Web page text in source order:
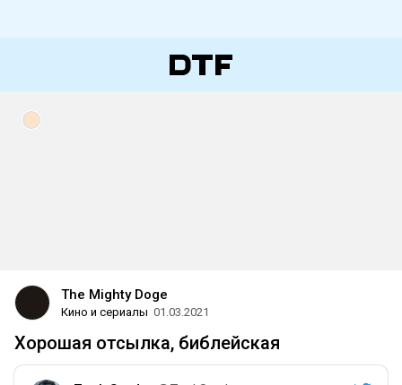
The Mighty Doge
Кино и сериалы 01.03.2021
Хорошая отсылка, библейская